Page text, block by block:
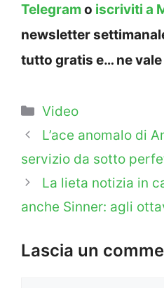
Telegramo iscriviti a
newsletter
tutto gratis e… ne vale
Categorie
Video
L’ace anomalo di
servizio da sotto
La lieta notizia in
anche Sinner: agli
Lascia un